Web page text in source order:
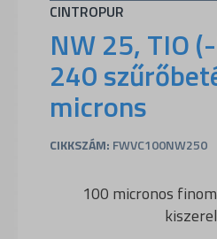
CINTROPUR
NW 25, TIO
240
microns
CIKKSZÁM: FWVC100NW250
100 micronos